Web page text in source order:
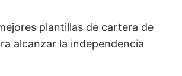
plantillas de cartera de
alcanzar la independencia